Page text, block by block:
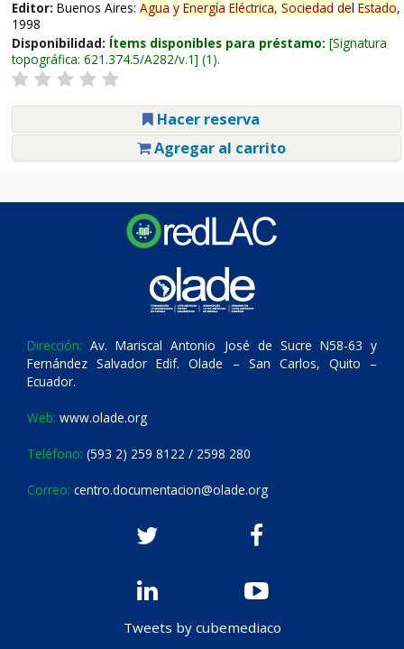
Editor: Buenos Aires: Agua y Energía Eléctrica, Sociedad del Estado,
1998
Disponibilidad: Ítems disponibles para préstamo: Signatura
topográfica: 621.374.5/A282/v.1 (1).
Hacer reserva
Agregar al carrito
Dirección: Av. Mariscal Antonio José de Sucre N58-63 y
Fernández Salvador Edif. Olade – San Carlos, Quito –
Ecuador.
Web: www.olade.org
Teléfono: (593 2) 259 8122 / 2598 280
Correo: centro.documentacion@olade.org
Tweets by cubemediaco